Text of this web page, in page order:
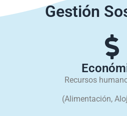
Gestión
Recursos
(Alimentación,